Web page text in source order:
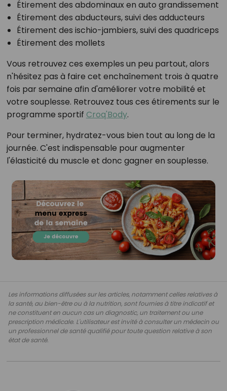
Étirement des abdominaux en auto grandissement
Étirement des abducteurs, suivi des adducteurs
Étirement des ischio-jambiers, suivi des quadriceps
Étirement des mollets
Vous retrouvez ces exemples un peu partout, alors
n'hésitez pas à faire cet enchaînement trois à quatre
fois par semaine afin d'améliorer votre mobilité et
votre souplesse. Retrouvez tous ces étirements sur le
programme sportif Croq'Body.
Pour terminer, hydratez-vous bien tout au long de la
journée. C'est indispensable pour augmenter
l'élasticité du muscle et donc gagner en souplesse.
Les informations diffusées sur les articles, notamment celles relatives à
la santé, au bien-être ou à la nutrition, sont fournies à titre indicatif et
ne constituent en aucun cas un diagnostic, un traitement ou une
prescription médicale. L'utilisateur est invité à consulter un médecin ou
un professionnel de santé qualifié pour toute question relative à son
état de santé.